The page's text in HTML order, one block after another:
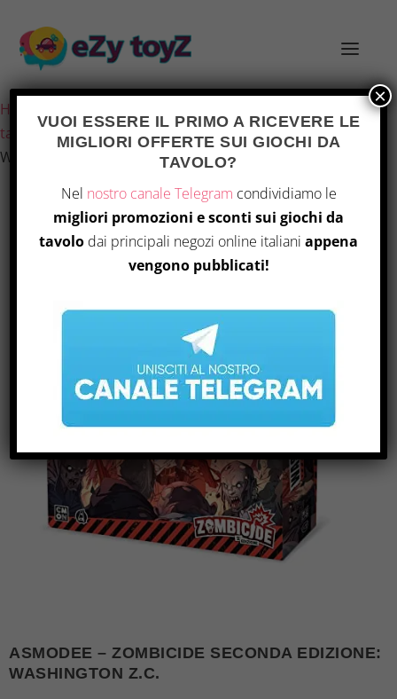
Home
Giochi da
tavolo/ Asmodee – Zombicide Seconda Edizione:
Washington Z.C.
ASMODEE – ZOMBICIDE SECONDA EDIZIONE:
WASHINGTON Z.C.
VUOI ESSERE IL PRIMO A RICEVERE LE
MIGLIORI OFFERTE SUI GIOCHI DA
TAVOLO?
Nel nostro canale Telegram condividiamo le
migliori promozioni e sconti sui giochi da
tavolo dai principali negozi online italiani appena
vengono pubblicati!
×